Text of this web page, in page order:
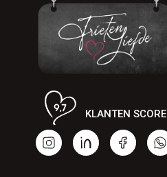
KLANTEN SCORE